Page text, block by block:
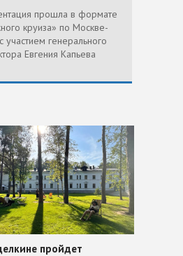
прошла в формате
круиза» по Москве-
участием генерального
Евгения Капьева
пройдет